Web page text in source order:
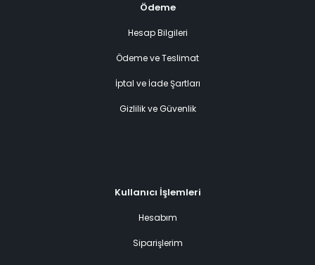
Ödeme
Hesap Bilgileri
Ödeme ve Teslimat
İptal ve İade Şartları
Gizlilik ve Güvenlik
Kullanıcı İşlemleri
Hesabım
Siparişlerim